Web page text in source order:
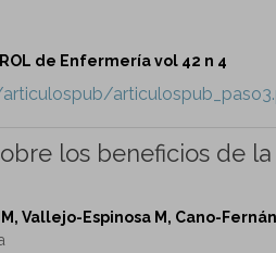
de Enfermería vol 42 n 4
los beneficios de
Vallejo-Espinosa M, Cano-